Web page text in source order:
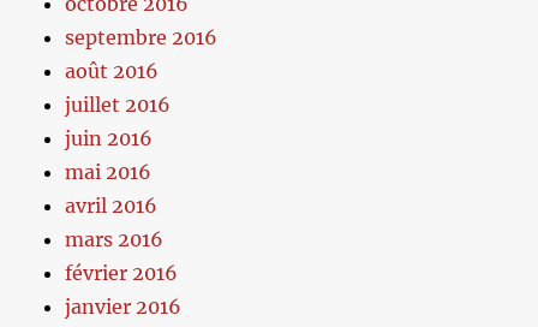
septembre 2016
août 2016
juillet 2016
juin 2016
mai 2016
avril 2016
mars 2016
février 2016
janvier 2016